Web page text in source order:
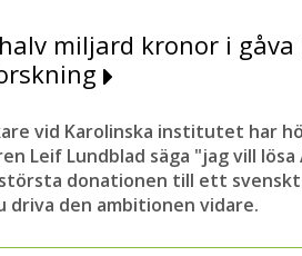
miljard kronor i
vid Karolinska institutet har
Leif Lundblad säga "jag vill lösa
donationen till ett
driva den ambitionen vidare.